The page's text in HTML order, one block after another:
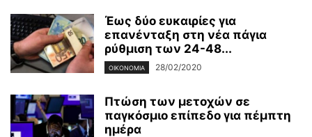
Έως δύο ευκαιρίες για
επανένταξη στη νέα πάγια
ρύθμιση των 24-48...
ΟΙΚΟΝΟΜΊΑ 28/02/2020
Πτώση των μετοχών σε
παγκόσμιο επίπεδο για πέμπτη
ημέρα